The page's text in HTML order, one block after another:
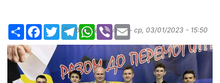
РесурсFacebook
TwitterTelegramWhatsApp
ViberEmail
Опубликовано ilona- ср, 03/01/2023 - 15:50